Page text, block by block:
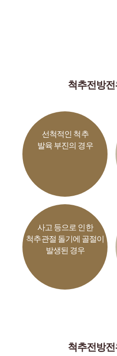
척추전방
선척적인 척추
발육 부진의 경우
사고 등으로 인한
척추관절 돌기에 골절이
발생된 경우
척추전방